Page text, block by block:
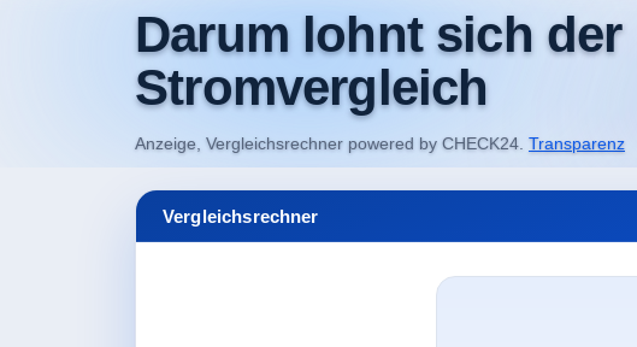
Darum lohnt sich der
Stromvergleich
Anzeige, Vergleichsrechner powered by CHECK24. Transparenz
Vergleichsrechner